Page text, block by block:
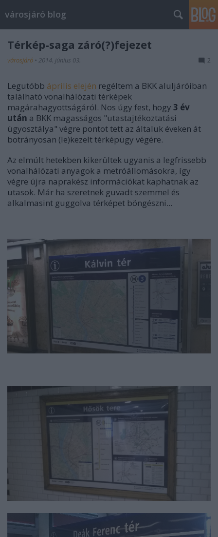
városjáró blog
Térkép-saga záró(?)fejezet
városjáró • 2014. június 03. 2
Legutóbb április elején regéltem a BKK aluljáróiban
található vonalhálózati térképek
magárahagyottságáról. Nos úgy fest, hogy 3 év
után a BKK magasságos "utastajtékoztatási
ügyosztálya" végre pontot tett az általuk éveken át
botrányosan (le)kezelt térképügy végére.
Az elmúlt hetekben kikerültek ugyanis a legfrissebb
vonalhálózati anyagok a metróállomásokra, így
végre újra naprakész információkat kaphatnak az
utasok. Már ha szeretnek guvadt szemmel és
alkalmasint guggolva térképet böngészni...